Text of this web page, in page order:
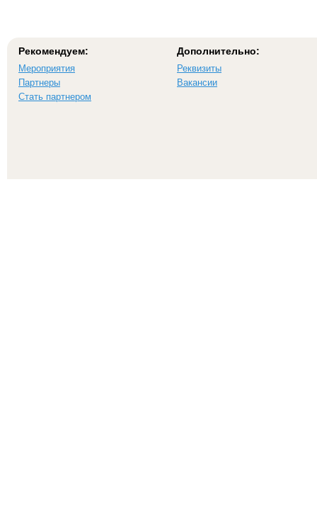
Рекомендуем:
Мероприятия
Партнеры
Стать партнером
Дополнительно:
Реквизиты
Вакансии